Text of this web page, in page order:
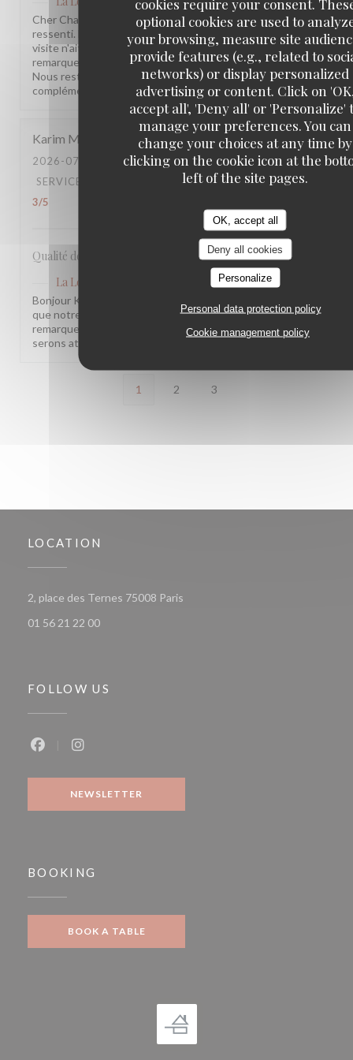
cookies require your consent.
optional cookies are used to
your browsing, measure site
provide features (e.g., related to
networks) or display personalized
advertising or content. Click on
accept all', 'Deny all' or 'Personalize'
manage your preferences. You can
change your choices at any time by
clicking on the cookie icon at the
left of the site pages.
OK, accept all
Deny all cookies
Personalize
Personal data protection policy
Cookie management policy
Cher Charles, Merci d'avoir pris le temps de partager votre
ressenti. Nous sommes sincèrement désolés que votre
visite n'ait pas été à la hauteur de vos attentes. Vos
remarques sont précieuses et nous les prenons à cœur.
Nous restons à votre disposition pour tout échange
complémentaire. L'équipe de la Brasserie La Lorraine
Karim M
2026-07-17
- 20:30 - GUESTS 2
SERVICE
4/5 FOOD: 4/5 VALUE:
3/5
Qualité des plats, cadre et amabilité de l’équipe
La Lorraine
has replied to this review
Bonjour Karim, Merci pour ce retour ! Nous sommes ravis
que notre équipe et l'ambiance vous aient plu. Votre
remarque sur le rapport qualité-prix est notée, nous y
serons attentifs. À très bientôt !
1 2 3
LOCATION
2, place des Ternes 75008 Paris
01 56 21 22 00
FOLLOW US
NEWSLETTER
BOOKING
BOOK A TABLE